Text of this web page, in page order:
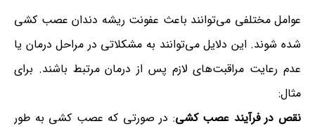
عوامل مختلفی می‌توانند باعث عفونت ریشه دندان عصب کشی
شده شوند. این دلایل می‌توانند به مشکلاتی در مراحل درمان یا
عدم رعایت مراقبت‌های لازم پس از درمان مرتبط باشند. برای
مثال:
نقص در فرآیند عصب کشی: در صورتی که عصب کشی به طور